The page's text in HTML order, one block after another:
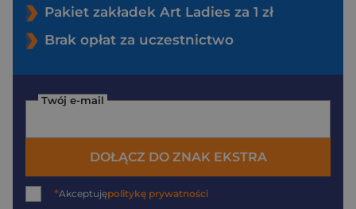
Pakiet zakładek Art Ladies za 1 zł
Brak opłat za uczestnictwo
Twój e-mail
DOŁĄCZ DO ZNAK EKSTRA
*Akceptujępolitykę prywatności